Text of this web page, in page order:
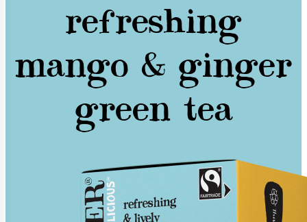
refreshing
mango & ginger
green tea